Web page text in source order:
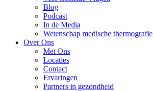
Blog
Podcast
In de Media
Wetenschap medische thermografie
Over Ons
Met Ons
Locaties
Contact
Ervaringen
Partners in gezondheid